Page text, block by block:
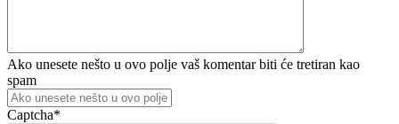
Ako unesete nešto u ovo polje vaš komentar biti će tretiran kao
spam
Captcha*